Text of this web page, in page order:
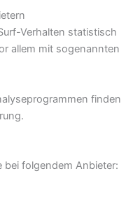
Verhalten statistisch
allem mit sogenannten
finden
bei folgendem Anbieter: